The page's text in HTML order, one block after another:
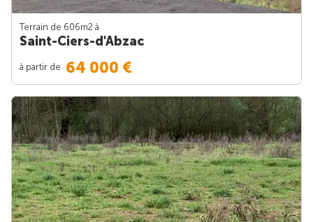
Terrain de 606m2 à
Saint-Ciers-d'Abzac
à partir de 64 000 €